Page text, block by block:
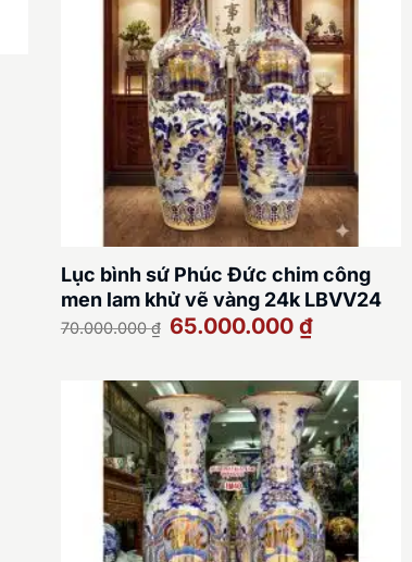
Lục bình sứ Phúc Đức chim công
men lam khử vẽ vàng 24k LBVV24
70.000.000₫ Giá
gốc
65.000.000₫Giá
65.000.000 ₫.